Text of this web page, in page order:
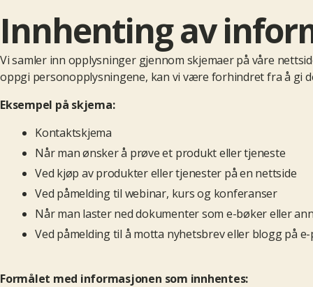
Innhenting av
Vi samler inn opplysninger gjennom skjemaer på våre
oppgi personopplysningene, kan vi være forhindret fra å gi
Eksempel på skjema:
Kontaktskjema
Når man ønsker å prøve et produkt eller tjeneste
Ved kjøp av produkter eller tjenester på en nettside
Ved påmelding til webinar, kurs og konferanser
Når man laster ned dokumenter som e-bøker eller
Ved påmelding til å motta nyhetsbrev eller blogg på
Formålet med informasjonen som innhentes: